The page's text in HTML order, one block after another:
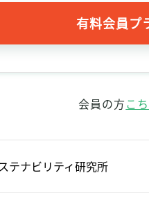
有料会員プ
会員の方こ
テナビリティ研究所